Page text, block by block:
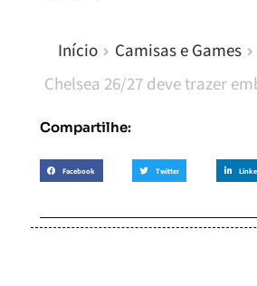
Início Camisas e Games
Chelsea 26/27 deve trazer
Compartilhe:
Facebook Twitter